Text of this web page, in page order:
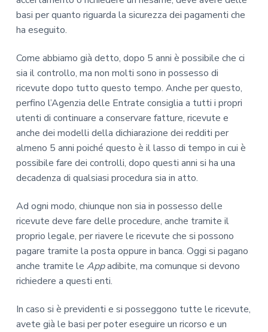
basi per quanto riguarda la sicurezza dei pagamenti che
ha eseguito.
Come abbiamo già detto, dopo 5 anni è possibile che ci
sia il controllo, ma non molti sono in possesso di
ricevute dopo tutto questo tempo. Anche per questo,
perfino l’Agenzia delle Entrate consiglia a tutti i propri
utenti di continuare a conservare fatture, ricevute e
anche dei modelli della dichiarazione dei redditi per
almeno 5 anni poiché questo è il lasso di tempo in cui è
possibile fare dei controlli, dopo questi anni si ha una
decadenza di qualsiasi procedura sia in atto.
Ad ogni modo, chiunque non sia in possesso delle
ricevute deve fare delle procedure, anche tramite il
proprio legale, per riavere le ricevute che si possono
pagare tramite la posta oppure in banca. Oggi si pagano
anche tramite le Appadibite, ma comunque si devono
richiedere a questi enti.
In caso si è previdenti e si posseggono tutte le ricevute,
avete già le basi per poter eseguire un ricorso e un